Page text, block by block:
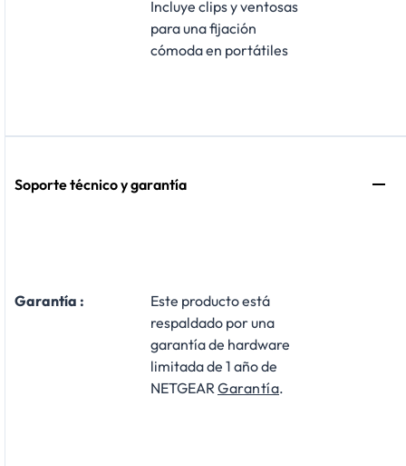
Incluye clips y ventosas
para una fijación
cómoda en portátiles
Soporte técnico y garantía
Garantía :
Este producto está
respaldado por una
garantía de hardware
limitada de 1 año de
NETGEAR Garantía.